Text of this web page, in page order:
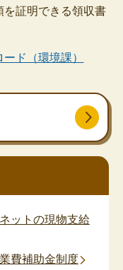
を証明できる領収書
ド（環境課）
ットの現物支給
費補助金制度